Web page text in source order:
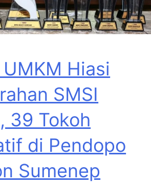
Hiasi
SMSI
39 Tokoh
di Pendopo
Sumenep